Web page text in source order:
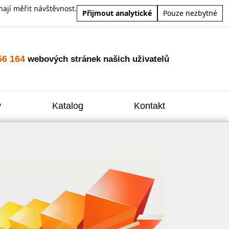
měřit návštěvnost.
Přijmout analytické Pouze nezbytné
164 webových stránek našich uživatelů
Katalog Kontakt